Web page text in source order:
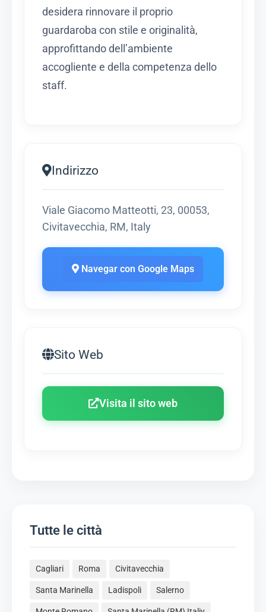
desidera rinnovare il proprio
guardaroba con stile e originalità,
approfittando dell’ambiente
accogliente e della competenza dello
staff.
Indirizzo
Viale Giacomo Matteotti, 23, 00053,
Civitavecchia, RM, Italy
Navegar con Google Maps
Sito Web
Visita il sito web
Tutte le città
Cagliari Roma Civitavecchia
Santa Marinella Ladispoli Salerno